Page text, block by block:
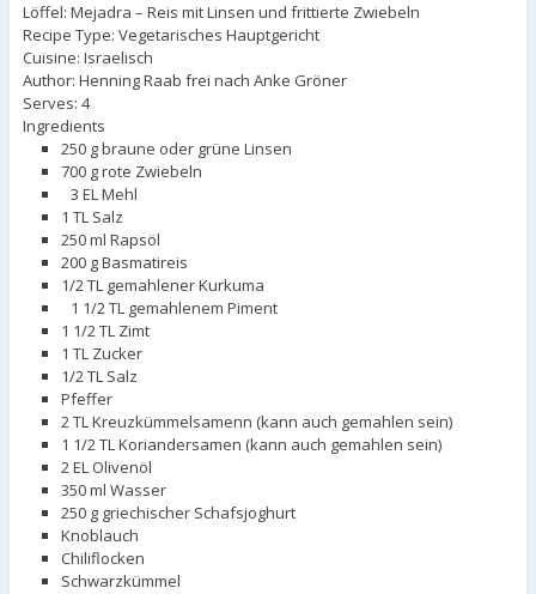
Löffel: Mejadra – Reis mit Linsen und frittierte Zwiebeln
Recipe Type: Vegetarisches Hauptgericht
Cuisine: Israelisch
Author: Henning Raab frei nach Anke Gröner
Serves: 4
Ingredients
250 g braune oder grüne Linsen
700 g rote Zwiebeln
3 EL Mehl
1 TL Salz
250 ml Rapsöl
200 g Basmatireis
1/2 TL gemahlener Kurkuma
1 1/2 TL gemahlenem Piment
1 1/2 TL Zimt
1 TL Zucker
1/2 TL Salz
Pfeffer
2 TL Kreuzkümmelsamenn (kann auch gemahlen sein)
1 1/2 TL Koriandersamen (kann auch gemahlen sein)
2 EL Olivenöl
350 ml Wasser
250 g griechischer Schafsjoghurt
Knoblauch
Chiliflocken
Schwarzkümmel